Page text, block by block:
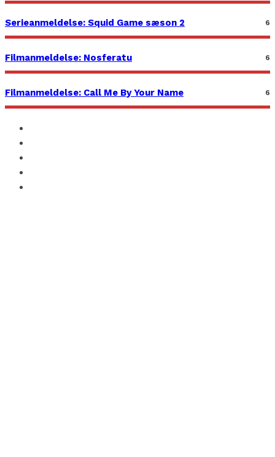
Serieanmeldelse: Squid Game sæson 2 6
Filmanmeldelse: Nosferatu 6
Filmanmeldelse: Call Me By Your Name 6